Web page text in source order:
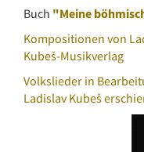
Buch "Meine
Kompositionen von
Kubeš-Musikverlag
Volkslieder in
Ladislav Kubeš